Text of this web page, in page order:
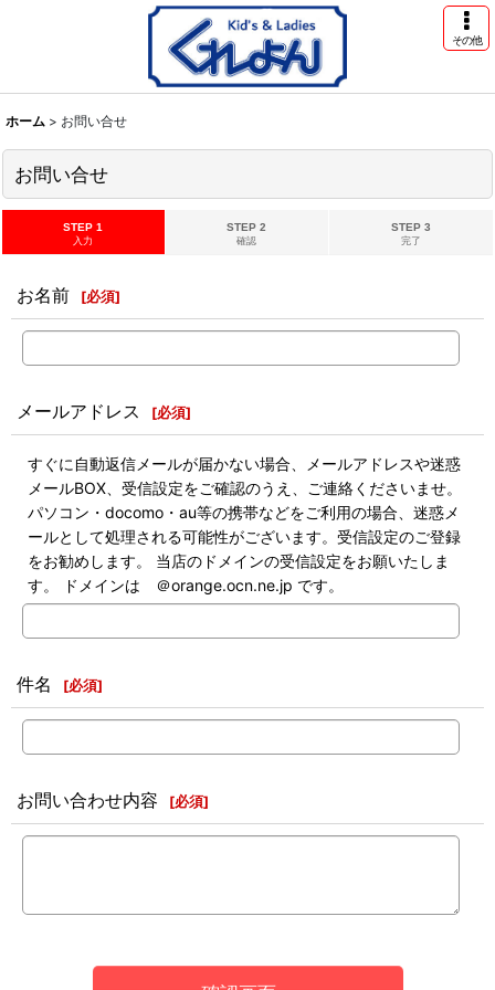
その他
ホーム > お問い合せ
お問い合せ
STEP 1
入力
STEP 2
確認
STEP 3
完了
お名前 [必須]
メールアドレス [必須]
すぐに自動返信メールが届かない場合、メールアドレスや迷惑
メールBOX、受信設定をご確認のうえ、ご連絡くださいませ。
パソコン・docomo・au等の携帯などをご利用の場合、迷惑メ
ールとして処理される可能性がございます。受信設定のご登録
をお勧めします。 当店のドメインの受信設定をお願いたしま
す。 ドメインは ＠orange.ocn.ne.jp です。
件名 [必須]
お問い合わせ内容 [必須]